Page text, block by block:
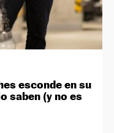
esconde en su
saben (y no es